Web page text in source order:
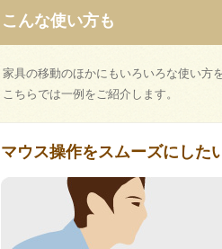
こんな使い方も
家具の移動のほかにもいろいろな使い方
こちらでは一例をご紹介します。
マウス操作をスムーズにした